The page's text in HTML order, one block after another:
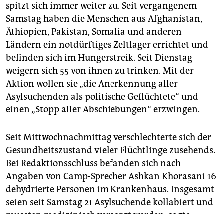
genossenschaft
epaper login
spitzt sich immer weiter zu. Seit vergangenem
Samstag haben die Menschen aus Afghanistan,
Äthiopien, Pakistan, Somalia und anderen
Ländern ein notdürftiges Zeltlager errichtet und
befinden sich im Hungerstreik. Seit Dienstag
weigern sich 55 von ihnen zu trinken. Mit der
Aktion wollen sie „die Anerkennung aller
Asylsuchenden als politische Geflüchtete“ und
einen „Stopp aller Abschiebungen“ erzwingen.
Seit Mittwochnachmittag verschlechterte sich der
Gesundheitszustand vieler Flüchtlinge zusehends.
Bei Redaktionsschluss befanden sich nach
Angaben von Camp-Sprecher Ashkan Khorasani 16
dehydrierte Personen im Krankenhaus. Insgesamt
seien seit Samstag 21 Asylsuchende kollabiert und